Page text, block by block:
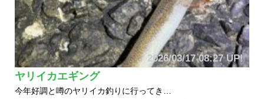
2026/03/17 08:27 UP!
ヤリイカエギング
今年好調と噂のヤリイカ釣りに行ってき…